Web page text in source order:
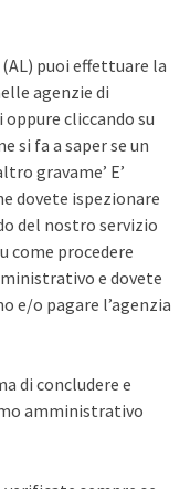
puoi effettuare la
agenzie di
cliccando su
si fa a saper se un
gravame’ E’
dovete ispezionare
del nostro servizio
come procedere
e dovete
e/o pagare l’agenzia
di concludere e
amministrativo